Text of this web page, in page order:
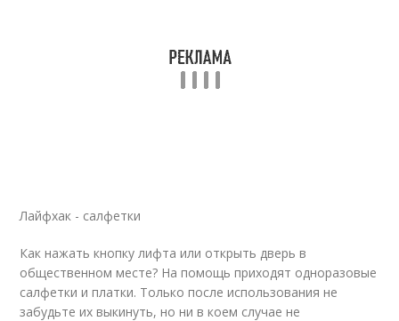
Лайфхак - салфетки
Как нажать кнопку лифта или открыть дверь в
общественном месте? На помощь приходят одноразовые
салфетки и платки. Только после использования не
забудьте их выкинуть, но ни в коем случае не